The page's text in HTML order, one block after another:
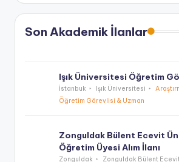
Son Akademik İlanlar
Işık Üniversitesi Öğretim
İstanbuk Işık Üniversitesi
Öğretim Görevlisi & Uzman
Zonguldak Bülent Ecevit
Öğretim Üyesi Alım İlanı
Zonguldak
Zonguldak Bülent